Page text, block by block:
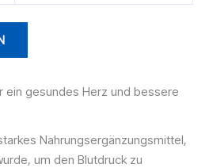
ein gesundes Herz und bessere
Nahrungsergänzungsmittel,
um den Blutdruck zu